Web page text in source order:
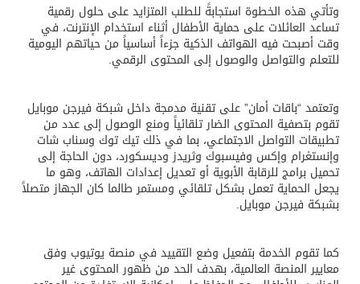
وتأتي هذه الخطوة استجابةً للطلب المتزايد على حلول رقمية
تساعد العائلات على حماية الأطفال أثناء استخدام الإنترنت، في
وقت أصبحت فيه الهواتف الذكية جزءاً أساسياً من حياتهم اليومية
للتعلم والتواصل والوصول إلى المحتوى الرقمي.
وتعتمد “باقات أمان” على تقنية مدمجة داخل شبكة فيرجن موبايل
تقوم بتصفية المحتوى الضار تلقائياً ومنع الوصول إلى عدد من
تطبيقات التواصل الاجتماعي، بما في ذلك تيك توك وسناب شات
وإنستغرام وإكس وفيسبوك وثريدز وديسكورد، دون الحاجة إلى
تحميل برامج للرقابة الأبوية أو تعديل إعدادات الهاتف، وهو ما
يجعل الحماية تعمل بشكل تلقائي ومستمر طالما كان الجهاز متصلاً
بشبكة فيرجن موبايل.
كما تقوم الخدمة بتفعيل وضع التقييد في منصة يوتيوب وفق
معايير المنصة العالمية، بهدف الحد من ظهور المحتوى غير